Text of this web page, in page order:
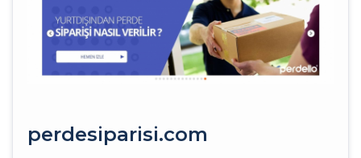
perdesiparisi.com